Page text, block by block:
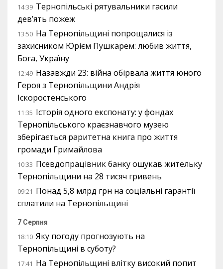
14:39 Тернопільські рятувальники гасили
дев’ять пожеж
13:50 На Тернопільщині попрощалися із
захисником Юрієм Пушкарем: любив життя,
Бога, Україну
12:49 Назавжди 23: війна обірвала життя юного
Героя з Тернопільщини Андрія
Іскоростенського
11:35 Історія одного експонату: у фондах
Тернопільського краєзнавчого музею
зберігається раритетна книга про життя
громади Гримайлова
10:33 Псевдопрацівник банку ошукав жительку
Тернопільщини на 28 тисяч гривень
09:21 Понад 5,8 млрд грн на соціальні гарантії
сплатили на Тернопільщині
7 Серпня
18:10 Яку погоду прогнозують на
Тернопільщині в суботу?
17:41 На Тернопільщині влітку високий попит